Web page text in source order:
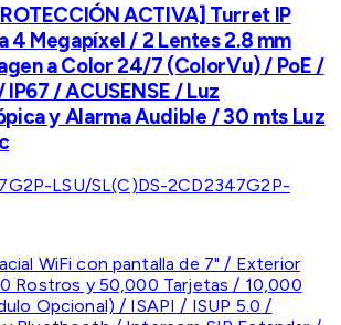
ACTIVA] Turret IP
4 Megapíxel / 2 Lentes 2.8 mm
a Color 24/7 (ColorVu) / PoE /
IP67 / ACUSENSE / Luz
y Alarma Audible / 30 mts Luz
LSU/SL(C)DS-2CD2347G2P-